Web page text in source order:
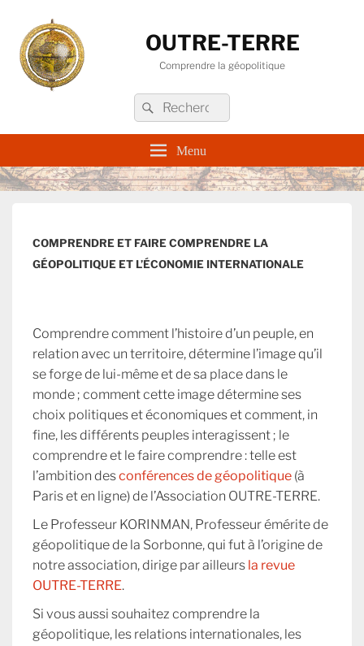
OUTRE-TERRE
Comprendre la géopolitique
Recherche :
Rechercher
Menu
COMPRENDRE ET FAIRE COMPRENDRE LA
GÉOPOLITIQUE ET L’ÉCONOMIE INTERNATIONALE
Comprendre comment l’histoire d’un peuple, en
relation avec un territoire, détermine l’image qu’il
se forge de lui-même et de sa place dans le
monde ; comment cette image détermine ses
choix politiques et économiques et comment, in
fine, les différents peuples interagissent ; le
comprendre et le faire comprendre : telle est
l’ambition desconférences de géopolitique (à
Paris et en ligne) de l’Association OUTRE-TERRE.
Le Professeur KORINMAN, Professeur émérite de
géopolitique de la Sorbonne, qui fut à l’origine de
notre association, dirige par ailleurs la revue
OUTRE-TERRE.
Si vous aussi souhaitez comprendre la
géopolitique, les relations internationales, les